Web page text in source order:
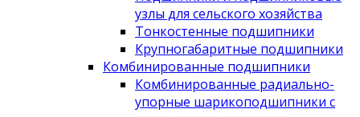
узлы для сельского хозяйства
Тонкостенные подшипники
Крупногабаритные подшипники
Комбинированные подшипники
Комбинированные радиально-
упорные шарикоподшипники с